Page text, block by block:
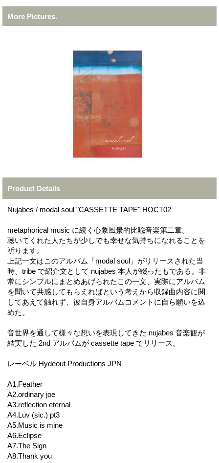
More Pictures.
Product Details
Nujabes / modal soul "CASSETTE TAPE" HOCT02
metaphorical music に続く心象風景的比喩音楽第二章。
聴いてくれた人たちが少しでも幸せな気持ちになれることを
祈ります。
上記一文はこのアルバム「modal soul」がリリースされた当
時、tribe で紹介文として nujabes 本人が綴ったもである。非
常にシンプルにまとめあげられたこの一文、実際にアルバム
を聞いて共感してもらえればという考えから収録曲内容に関
してあえて触れず、彼自身アルバムコメントに自ら願いを込
めた。
音世界を通して様々な想いを表現してきた nujabes 音楽観が
結実した 2nd アルバムが cassette tape でリリース。
レーベル Hydeout Productions JPN
A1.Feather
A2.ordinary joe
A3.reflection eternal
A4.Luv (sic.) pt3
A5.Music is mine
A6.Eclipse
A7.The Sign
A8.Thank you